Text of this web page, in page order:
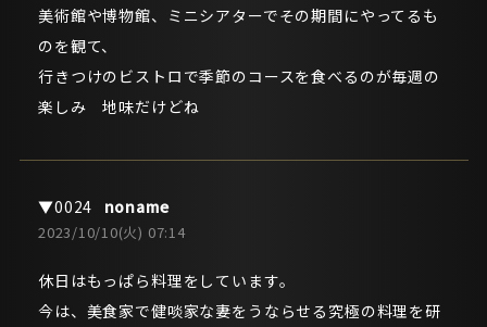
美術館や博物館、ミニシアターでその期間にやってるも
のを観て、
行きつけのビストロで季節のコースを食べるのが毎週の
楽しみ 地味だけどね
noname
2023/10/10(火) 07:14
休日はもっぱら料理をしています。
今は、美食家で健啖家な妻をうならせる究極の料理を研